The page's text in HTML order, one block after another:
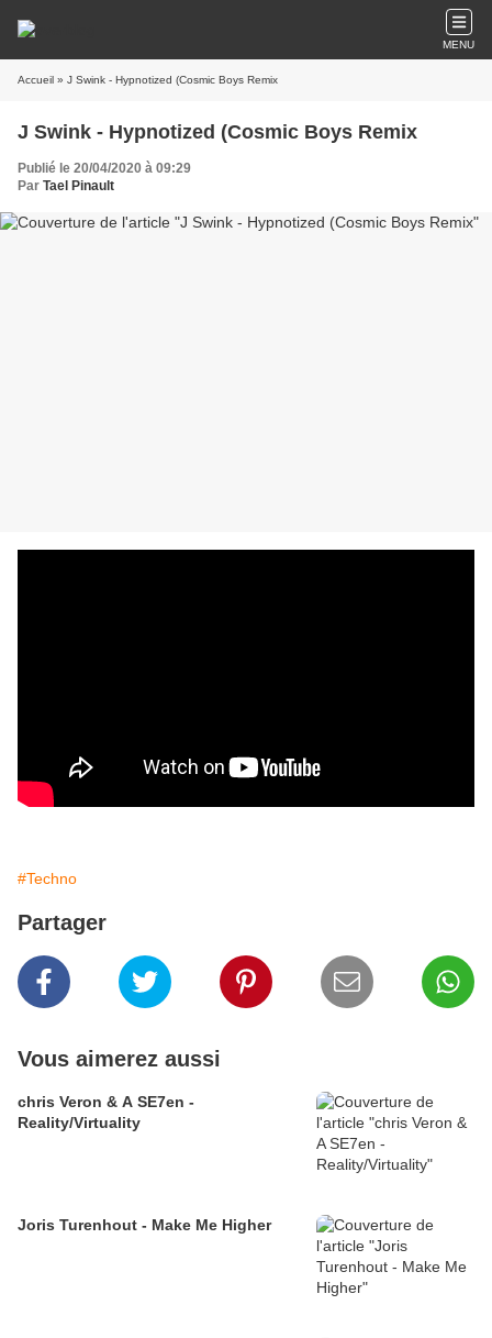
MENU
Accueil » J Swink - Hypnotized (Cosmic Boys Remix
J Swink - Hypnotized (Cosmic Boys Remix
Publié le 20/04/2020 à 09:29
Par Tael Pinault
#Techno
Partager
Vous aimerez aussi
chris Veron & A SE7en -
Reality/Virtuality
Joris Turenhout - Make Me Higher